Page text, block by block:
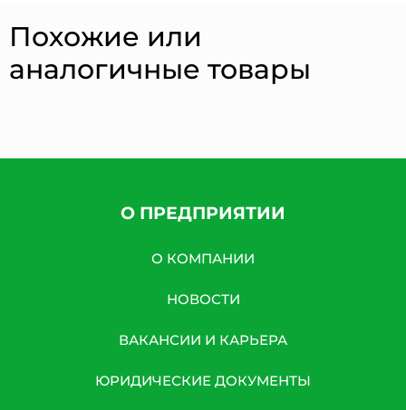
Похожие или
аналогичные товары
О ПРЕДПРИЯТИИ
О КОМПАНИИ
НОВОСТИ
ВАКАНСИИ И КАРЬЕРА
ЮРИДИЧЕСКИЕ ДОКУМЕНТЫ